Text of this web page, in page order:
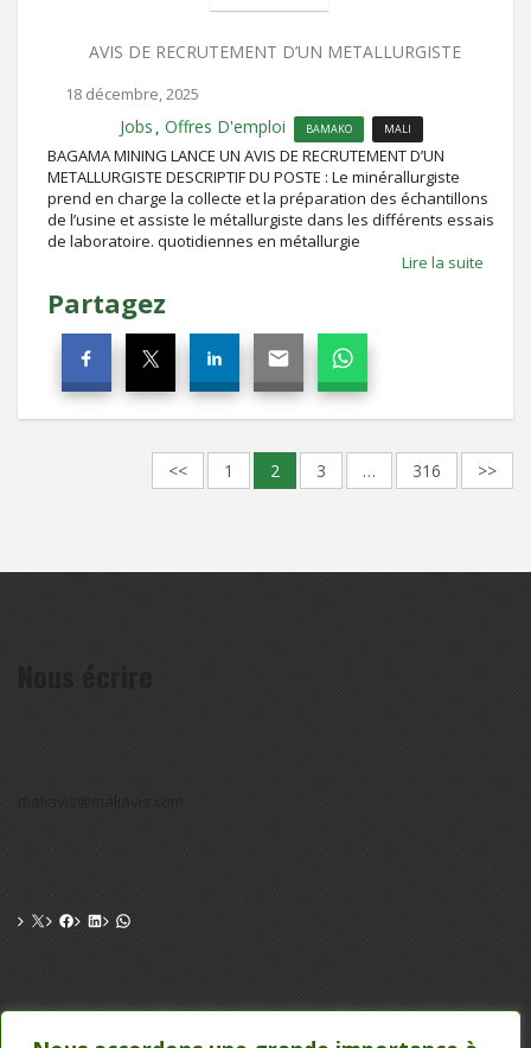
AVIS DE RECRUTEMENT D’UN METALLURGISTE
18 décembre, 2025
Jobs , Offres D'emploi BAMAKO MALI
BAGAMA MINING LANCE UN AVIS DE RECRUTEMENT D’UN
METALLURGISTE DESCRIPTIF DU POSTE : Le minérallurgiste
prend en charge la collecte et la préparation des échantillons
de l’usine et assiste le métallurgiste dans les différents essais
de laboratoire. quotidiennes en métallurgie
Lire la suite
Partagez
<< 1 2 3 … 316 >>